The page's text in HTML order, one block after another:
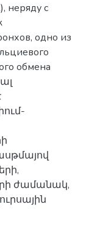
неряду с
одно из
обмена
ժամանակ,